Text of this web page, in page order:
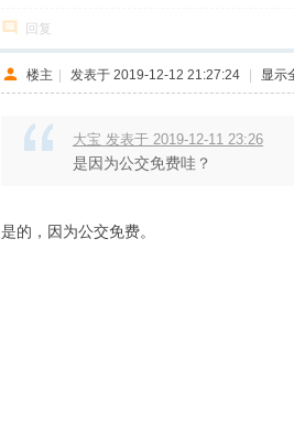
回复
楼主 | 发表于 2019-12-12 21:27:24 | 显示
大宝 发表于 2019-12-11 23:26
是因为公交免费哇？
是的，因为公交免费。